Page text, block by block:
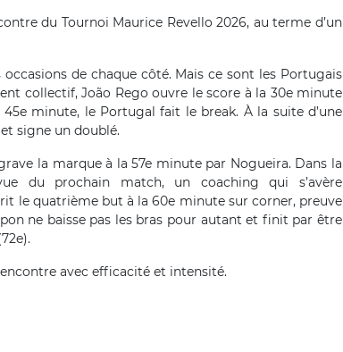
du Tournoi Maurice Revello 2026, au terme d’un
de chaque côté. Mais ce sont les Portugais
collectif, João Rego ouvre le score à la 30e minute
minute, le Portugal fait le break. À la suite d’une
signe un doublé.
la marque à la 57e minute par Nogueira. Dans la
du prochain match, un coaching qui s’avère
le quatrième but à la 60e minute sur corner, preuve
ne baisse pas les bras pour autant et finit par être
avec efficacité et intensité.